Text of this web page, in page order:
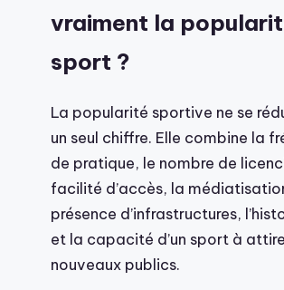
vraiment la
sport ?
La popularité sportive ne se
un seul chiffre. Elle combine la
de pratique, le nombre de
facilité d’accès, la
présence d’infrastructures,
et la capacité d’un sport à
nouveaux publics.